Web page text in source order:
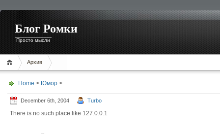
Блог Ромки
Просто мысли
Архив
Home > Юмор >
December 6th, 2004 Turbo
There is no such place like 127.0.0.1